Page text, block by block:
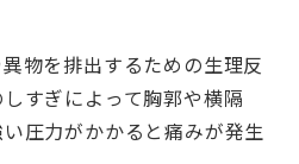
物を排出するための生理反
すぎによって胸郭や横隔
圧力がかかると痛みが発生